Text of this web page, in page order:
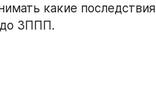
какие последствия
до ЗППП.